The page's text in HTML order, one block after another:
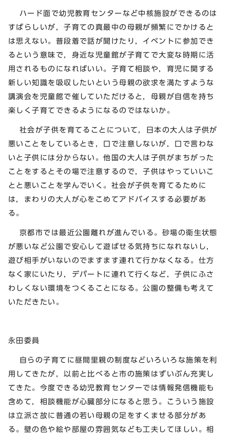
ハード面で幼児教育センターなど中核施設ができるのは
すばらしいが，子育ての真最中の母親が頻繁にでかけると
は思えない。普段着で話が聞けたり，イベントに参加でき
るという意味で，身近な児童館が子育てで大変な時期に活
用されるものになればいい。子育て相談や，育児に関する
新しい知識を吸収したいという母親の欲求を満たすような
講演会を児童館で催していただけると，母親が自信を持ち
楽しく子育てできるようになるのではないか。
社会が子供を育てることについて，日本の大人は子供が
悪いことをしているとき，口で注意しないが，口で言わな
いと子供には分からない。他国の大人は子供がまちがった
ことをするとその場で注意するので，子供はやっていいこ
とと悪いことを学んでいく。社会が子供を育てるために
は，まわりの大人が心をこめてアドバイスする必要があ
る。
京都市では最近公園離れが進んでいる。砂場の衛生状態
が悪いなど公園で安心して遊ばせる気持ちになれないし，
遊び相手がいないのでますます連れて行かなくなる。仕方
なく家にいたり，デパートに連れて行くなど，子供にふさ
わしくない環境をつくることになる。公園の整備も考えて
いただきたい。
永田委員
自らの子育てに昼間里親の制度などいろいろな施策を利
用してきたが，以前と比べると市の施策はずいぶん充実し
てきた。今度できる幼児教育センターでは情報発信機能も
含めて，相談機能が心臓部分になると思う。こういう施設
は立派さ故に普通の若い母親の足をすくませる部分があ
る。壁の色や絵や部屋の雰囲気なども工夫してほしい。相